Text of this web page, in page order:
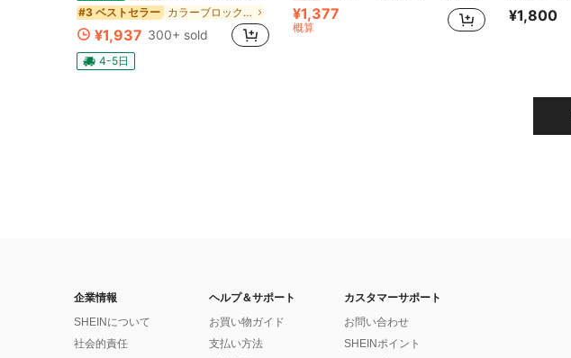
#3 ベストセラー カラーブロック 女性用ラッシュガード
¥1,937 300+ sold
4-5日
¥1,377
概算
¥1,800
企業情報
SHEINについて
社会的責任
ヘルプ＆サポート
お買い物ガイド
支払い方法
カスタマーサポート
お問い合わせ
SHEINポイント